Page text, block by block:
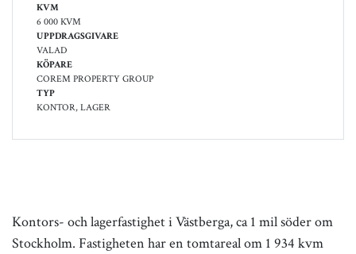
KVM
6 000 KVM
UPPDRAGSGIVARE
VALAD
KÖPARE
COREM PROPERTY GROUP
TYP
KONTOR, LAGER
Kontors- och lagerfastighet i Västberga, ca 1 mil söder om
Stockholm. Fastigheten har en tomtareal om 1 934 kvm